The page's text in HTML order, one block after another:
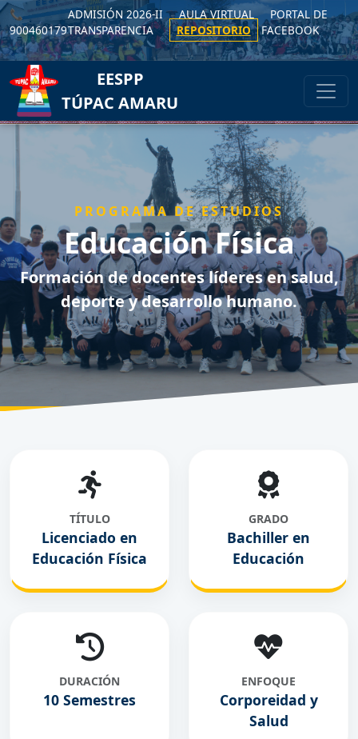
📞
900460179
|
ADMISIÓN 2026-II AULA VIRTUAL
PORTAL DE
TRANSPARENCIA
REPOSITORIO FACEBOOK
EESPP
TÚPAC AMARU
PROGRAMA DE ESTUDIOS
Educación Física
Formación de docentes líderes en salud,
deporte y desarrollo humano.
TÍTULO
Licenciado en
Educación Física
GRADO
Bachiller en
Educación
DURACIÓN
10 Semestres
ENFOQUE
Corporeidad y
Salud